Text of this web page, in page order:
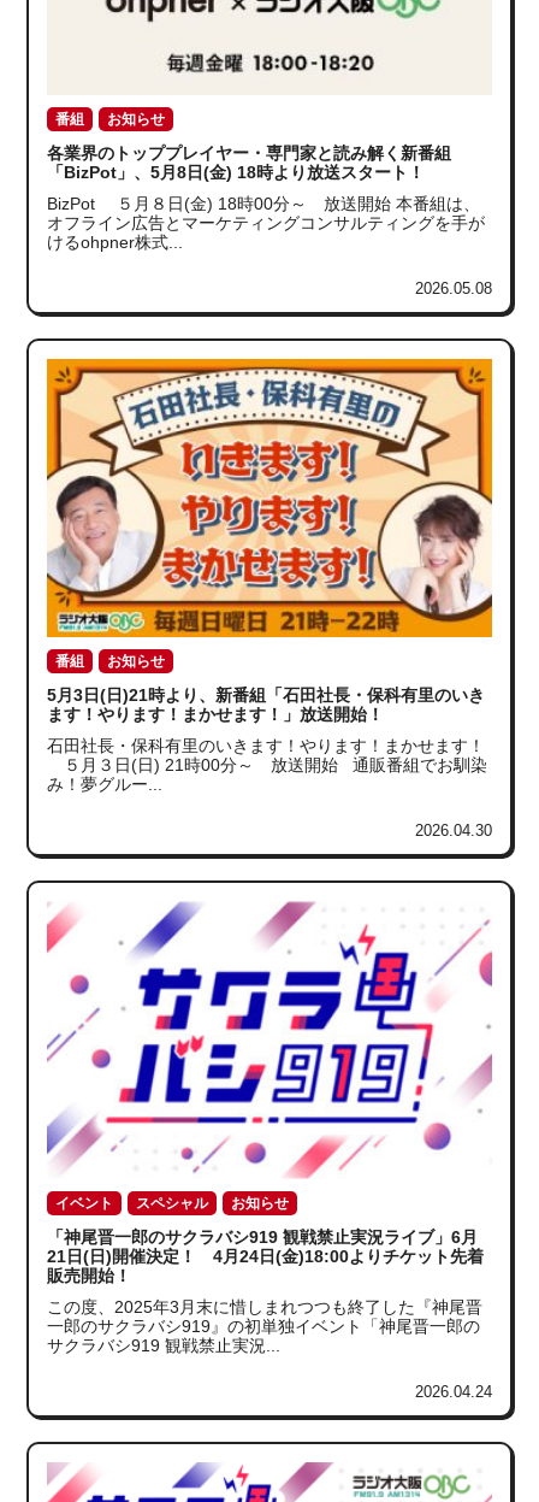
番組 お知らせ
各業界のトッププレイヤー・専門家と読み解く新番組
「BizPot」、5月8日(金) 18時より放送スタート！
BizPot ５月８日(金) 18時00分～ 放送開始 本番組は、
オフライン広告とマーケティングコンサルティングを手が
けるohpner株式...
2026.05.08
番組 お知らせ
5月3日(日)21時より、新番組「石田社長・保科有里のいき
ます！やります！まかせます！」放送開始！
石田社長・保科有里のいきます！やります！まかせます！
５月３日(日) 21時00分～ 放送開始 通販番組でお馴染
み！夢グルー...
2026.04.30
イベント スペシャル お知らせ
「神尾晋一郎のサクラバシ919 観戦禁止実況ライブ」6月
21日(日)開催決定！ 4月24日(金)18:00よりチケット先着
販売開始！
この度、2025年3月末に惜しまれつつも終了した『神尾晋
一郎のサクラバシ919』の初単独イベント「神尾晋一郎の
サクラバシ919 観戦禁止実況...
2026.04.24